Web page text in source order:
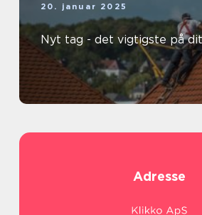
20. januar 2025
Nyt tag - det vigtigste på
Adresse